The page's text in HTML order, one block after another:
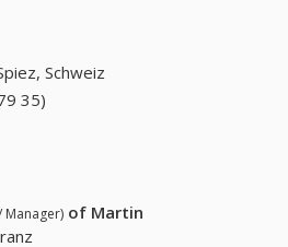
Schweiz
35)
Manager) of Martin